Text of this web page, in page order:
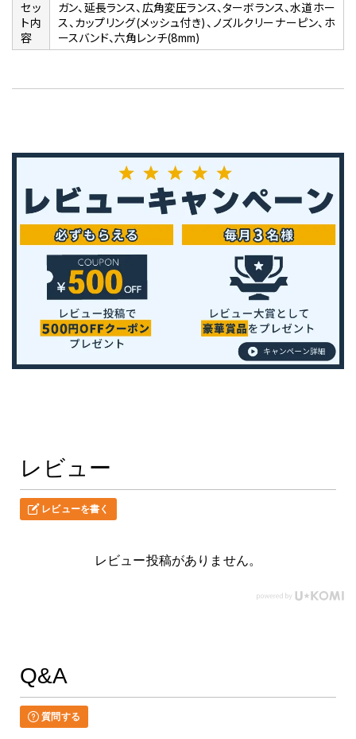
セッ
ト内
容
ガン、延長ランス、広角変圧ランス、ターボランス、水道ホー
ス、カップリング(メッシュ付き)、ノズルクリーナーピン、ホ
ースバンド、六角レンチ(8mm)
レビュー
レビューを書く
レビュー投稿がありません。
Q&A
質問する